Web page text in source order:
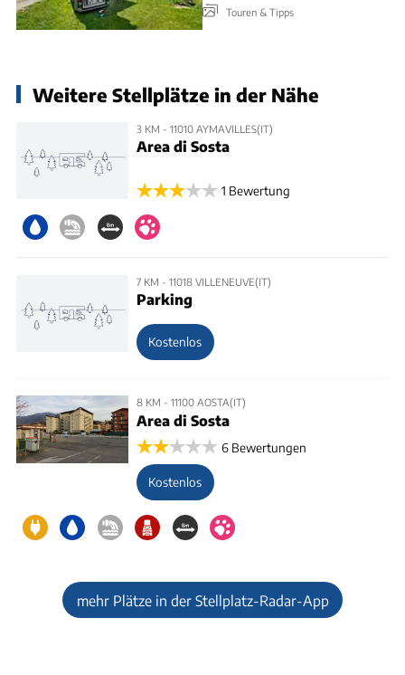
Touren & Tipps
Weitere Stellplätze in der Nähe
3 KM - 11010 AYMAVILLES(IT)
Area di Sosta
1 Bewertung
7 KM - 11018 VILLENEUVE(IT)
Parking
Kostenlos
8 KM - 11100 AOSTA(IT)
Area di Sosta
6 Bewertungen
Kostenlos
mehr Plätze in der Stellplatz-Radar-App